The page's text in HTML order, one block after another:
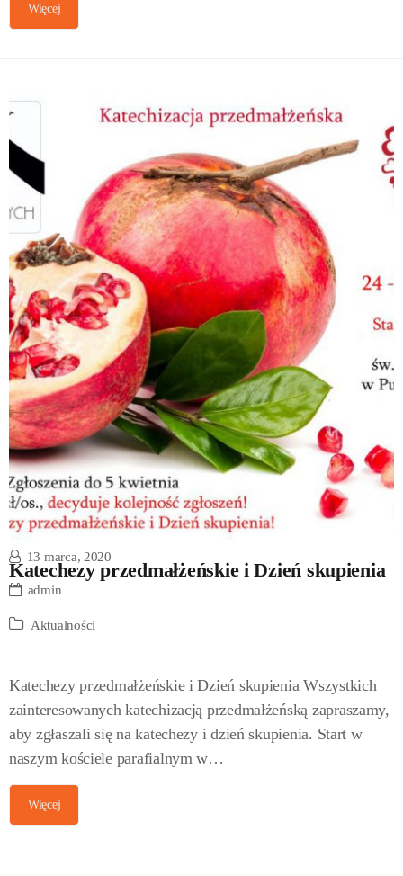
Więcej
Katechezy przedmałżeńskie i Dzień skupienia
13 marca, 2020
admin
Aktualności
Katechezy przedmałżeńskie i Dzień skupienia Wszystkich
zainteresowanych katechizacją przedmałżeńską zapraszamy,
aby zgłaszali się na katechezy i dzień skupienia. Start w
naszym kościele parafialnym w…
Więcej